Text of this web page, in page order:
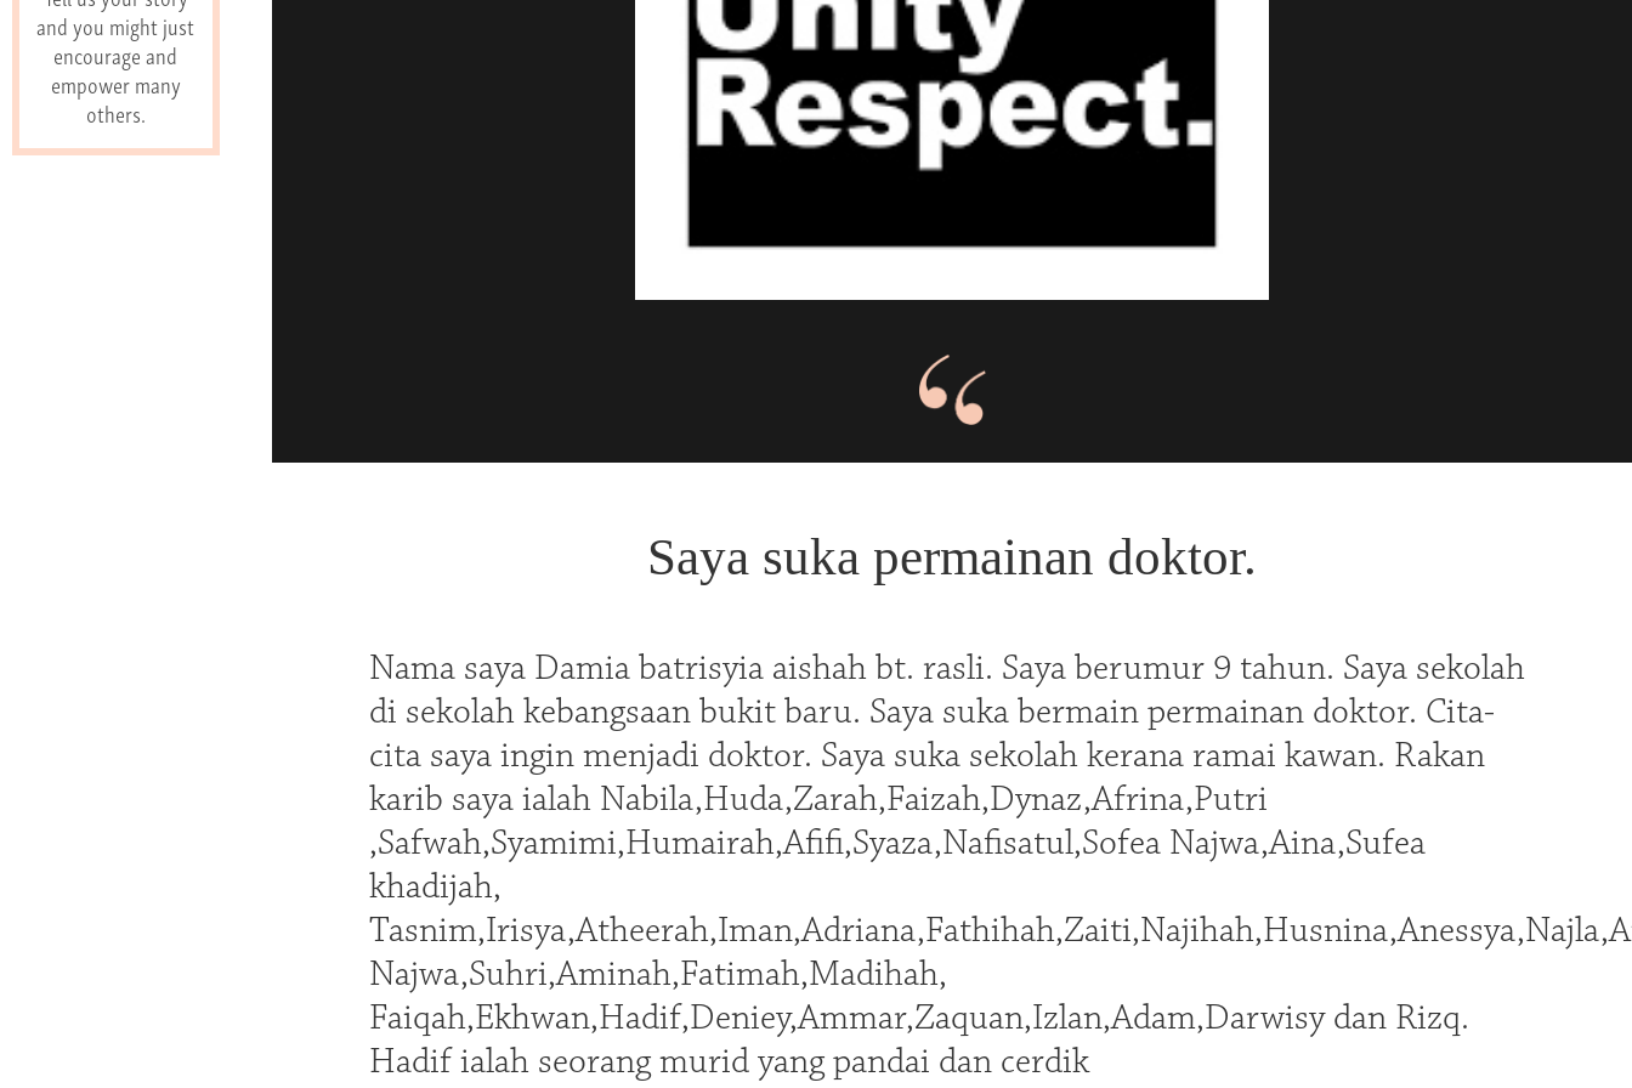
and you might just
encourage and
empower many
others.
Saya suka permainan doktor.
Nama saya Damia batrisyia aishah bt. rasli. Saya berumur 9 tahun. Saya sekolah
di sekolah kebangsaan bukit baru. Saya suka bermain permainan doktor. Cita-
cita saya ingin menjadi doktor. Saya suka sekolah kerana ramai kawan. Rakan
karib saya ialah Nabila,Huda,Zarah,Faizah,Dynaz,Afrina,Putri
,Safwah,Syamimi,Humairah,Afifi,Syaza,Nafisatul,Sofea Najwa,Aina,Sufea
khadijah,
Najwa,Suhri,Aminah,Fatimah,Madihah,
Faiqah,Ekhwan,Hadif,Deniey,Ammar,Zaquan,Izlan,Adam,Darwisy dan Rizq.
Hadif ialah seorang murid yang pandai dan cerdik